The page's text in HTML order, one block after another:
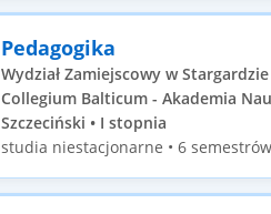
Pedagogika
Wydział Zamiejscowy w Stargardzie
Collegium Balticum - Akademia
Szczeciński • I stopnia
studia niestacjonarne • 6 semestrów